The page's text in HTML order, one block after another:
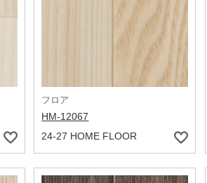
フロア
HM-12067
24-27 HOME FLOOR